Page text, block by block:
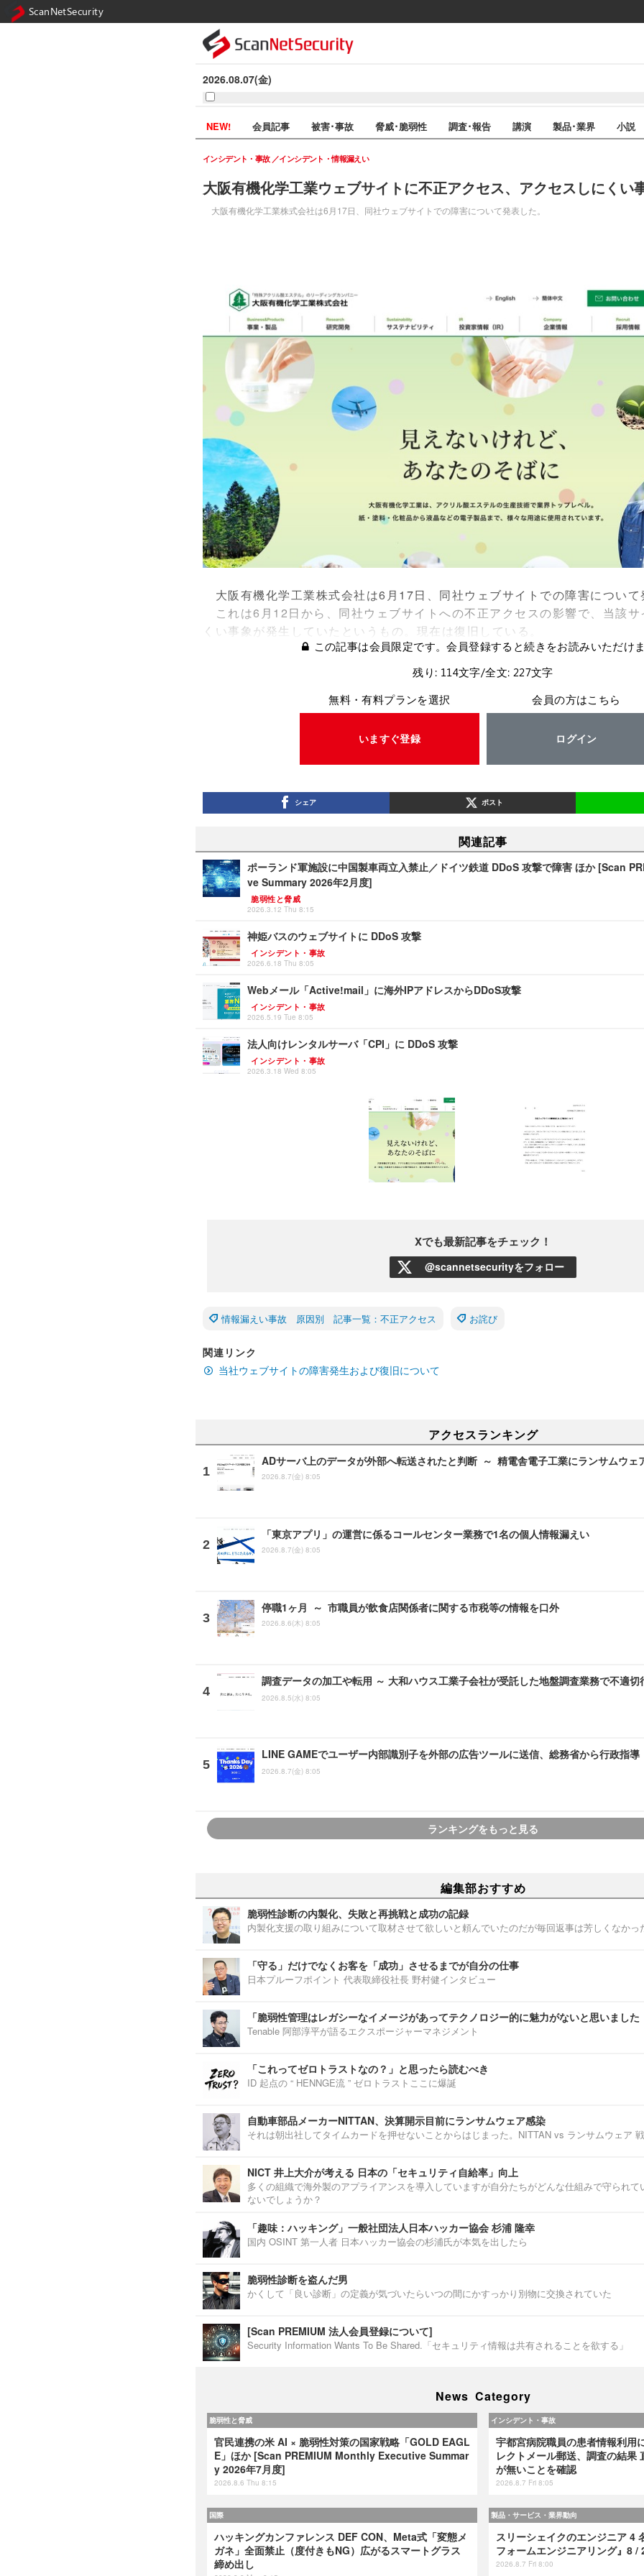
2026.08.07(金)
NEW! 会員記事 被害･事故 脅威･脆弱性 調査･報告 講演 製品･業界 小説
大阪有機化学工業ウェブサイトに不正アクセス、アクセスしにくい
大阪有機化学工業株式会社は6月17日、同社ウェブサイトでの障害について発表した。
インシデント・事故 インシデント・情報漏えい
大阪有機化学工業株式会社は6月17日、同社ウェブサイトでの障害について
これは6月12日から、同社ウェブサイトへの不正アクセスの影響で、当該サ
くい事象が発生していたというもの。現在は復旧している。
この記事は会員限定です。会員登録すると続きをお読みいただけま
残り: 114文字/全文: 227文字
無料・有料プランを選択
いますぐ登録
会員の方はこちら
ログイン
シェア ポスト
関連記事
ポーランド軍施設に中国製車両立入禁止／ドイツ鉄道 DDoS 攻撃で障害 ほか [Scan
ve Summary 2026年2月度]
脆弱性と脅威
2026.3.12 Thu 8:15
神姫バスのウェブサイトに DDoS 攻撃
インシデント・事故
2026.6.18 Thu 8:05
Webメール「Active!mail」に海外IPアドレスからDDoS攻撃
インシデント・事故
2026.5.19 Tue 8:05
法人向けレンタルサーバ「CPI」に DDoS 攻撃
インシデント・事故
2026.3.18 Wed 8:05
Xでも最新記事をチェック！
@scannetsecurityをフォロー
情報漏えい事故 原因別 記事一覧：不正アクセス お詫び
関連リンク
当社ウェブサイトの障害発生および復旧について
アクセスランキング
ADサーバ上のデータが外部へ転送されたと判断 ～ 精電舎電子工業にランサムウェ
2026.8.7(金) 8:05
「東京アプリ」の運営に係るコールセンター業務で1名の個人情報漏えい
2026.8.7(金) 8:05
停職1ヶ月 ～ 市職員が飲食店関係者に関する市税等の情報を口外
2026.8.6(木) 8:05
調査データの加工や転用 ～ 大和ハウス工業子会社が受託した地盤調査業務で不適切
2026.8.5(水) 8:05
LINE GAMEでユーザー内部識別子を外部の広告ツールに送信、総務省から行政指導
2026.8.7(金) 8:05
ランキングをもっと見る
編集部おすすめ
脆弱性診断の内製化、失敗と再挑戦と成功の記録
内製化支援の取り組みについて取材させて欲しいと頼んでいたのだが毎回返事は芳しくなかっ
「守る」だけでなくお客を「成功」させるまでが自分の仕事
日本プルーフポイント 代表取締役社長 野村健インタビュー
「脆弱性管理はレガシーなイメージがあってテクノロジー的に魅力がないと思いました
Tenable 阿部淳平が語るエクスポージャーマネジメント
「これってゼロトラストなの？」と思ったら読むべき
ID 起点の “ HENNGE流 ” ゼロトラストここに爆誕
自動車部品メーカーNITTAN、決算開示目前にランサムウェア感染
それは朝出社してタイムカードを押せないことからはじまった。NITTAN vs ランサムウェア
NICT 井上大介が考える 日本の「セキュリティ自給率」向上
多くの組織で海外製のアプライアンスを導入していますが自分たちがどんな仕組みで守られ
ないでしょうか？
「趣味：ハッキング」一般社団法人日本ハッカー協会 杉浦 隆幸
国内 OSINT 第一人者 日本ハッカー協会の杉浦氏が本気を出したら
脆弱性診断を盗んだ男
かくして「良い診断」の定義が気づいたらいつの間にかすっかり別物に交換されていた
[Scan PREMIUM 法人会員登録について]
Security Information Wants To Be Shared.「セキュリティ情報は共有されることを欲する」
News Category
脆弱性と脅威
官民連携の米 AI × 脆弱性対策の国家戦略「GOLD EAGL
E」ほか [Scan PREMIUM Monthly Executive Summar
y 2026年7月度]
2026.8.6 Thu 8:15
インシデント・事故
宇都宮病院職員の患者情報利用
レクトメール郵送、調査の結果
が無いことを確認
2026.8.7 Fri 8:05
国際
ハッキングカンファレンス DEF CON、Meta式「変態メ
ガネ」全面禁止（度付きもNG）広がるスマートグラス
締め出し
製品・サービス・業界動向
スリーシェイクのエンジニア 4
フォームエンジニアリング』8 /
2026.8.7 Fri 8:00
ScanNetSecurity